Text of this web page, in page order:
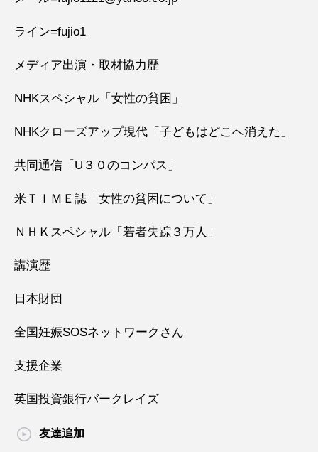
ライン=fujio1
メディア出演・取材協力歴
NHKスペシャル「女性の貧困」
NHKクローズアップ現代「子どもはどこへ消えた」
共同通信「U３０のコンパス」
米ＴＩＭＥ誌「女性の貧困について」
ＮＨＫスペシャル「若者失踪３万人」
講演歴
日本財団
全国妊娠SOSネットワークさん
支援企業
英国投資銀行バークレイズ
友達追加